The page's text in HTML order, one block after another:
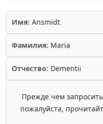
Имя: Ansmidt
Фамилия: Maria
Отчество: Dementii
Прежде чем
пожалуйста,